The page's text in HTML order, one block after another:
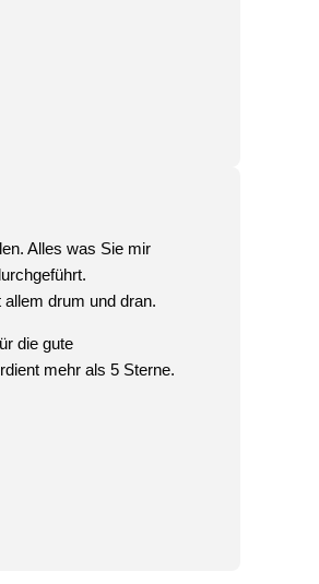
Alles was Sie mir
drum und dran.
die gute
mehr als 5 Sterne.